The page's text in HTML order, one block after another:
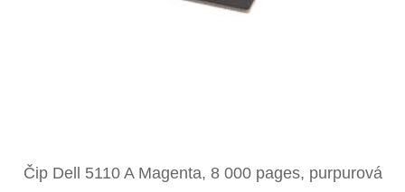
Čip Dell 5110 A Magenta, 8 000 pages, purpurová